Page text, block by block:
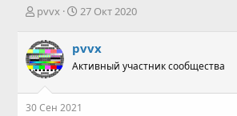
А
т
о
р
т
е
м
pvvx
Д
а
н
ч
а
27 Окт 2020
pvvx
Активный участник сообщества
30 Сен 2021